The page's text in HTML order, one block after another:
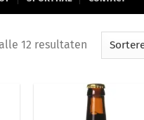
12 resultatenGesorteerd